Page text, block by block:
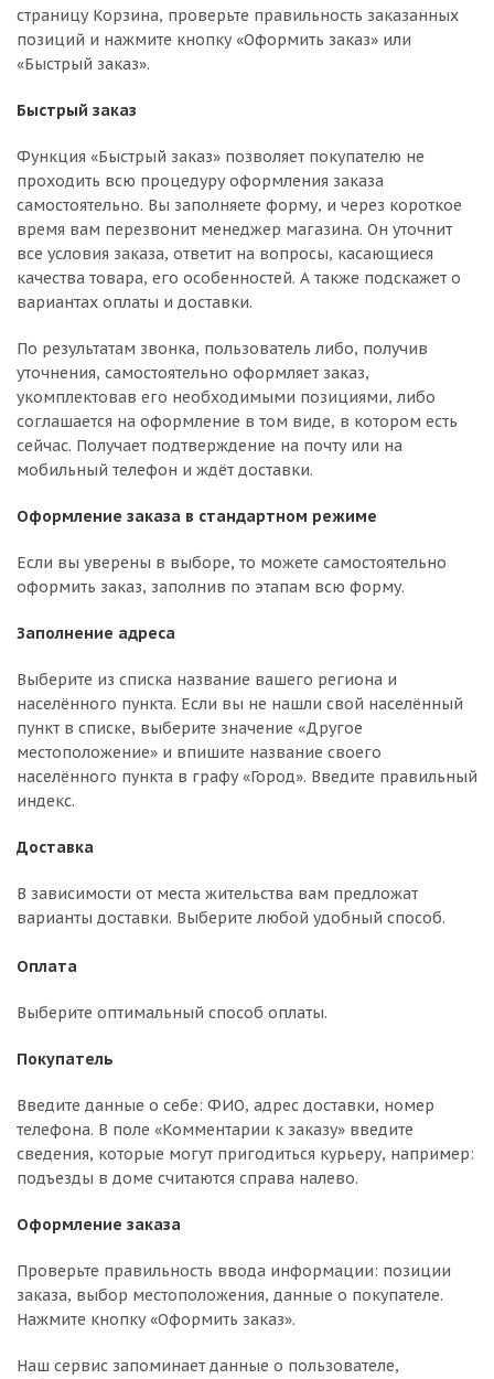
страницу Корзина, проверьте правильность заказанных
позиций и нажмите кнопку «Оформить заказ» или
«Быстрый заказ».
Быстрый заказ
Функция «Быстрый заказ» позволяет покупателю не
проходить всю процедуру оформления заказа
самостоятельно. Вы заполняете форму, и через короткое
время вам перезвонит менеджер магазина. Он уточнит
все условия заказа, ответит на вопросы, касающиеся
качества товара, его особенностей. А также подскажет о
вариантах оплаты и доставки.
По результатам звонка, пользователь либо, получив
уточнения, самостоятельно оформляет заказ,
укомплектовав его необходимыми позициями, либо
соглашается на оформление в том виде, в котором есть
сейчас. Получает подтверждение на почту или на
мобильный телефон и ждёт доставки.
Оформление заказа в стандартном режиме
Если вы уверены в выборе, то можете самостоятельно
оформить заказ, заполнив по этапам всю форму.
Заполнение адреса
Выберите из списка название вашего региона и
населённого пункта. Если вы не нашли свой населённый
пункт в списке, выберите значение «Другое
местоположение» и впишите название своего
населённого пункта в графу «Город». Введите правильный
индекс.
Доставка
В зависимости от места жительства вам предложат
варианты доставки. Выберите любой удобный способ.
Оплата
Выберите оптимальный способ оплаты.
Покупатель
Введите данные о себе: ФИО, адрес доставки, номер
телефона. В поле «Комментарии к заказу» введите
сведения, которые могут пригодиться курьеру, например:
подъезды в доме считаются справа налево.
Оформление заказа
Проверьте правильность ввода информации: позиции
заказа, выбор местоположения, данные о покупателе.
Нажмите кнопку «Оформить заказ».
Наш сервис запоминает данные о пользователе,